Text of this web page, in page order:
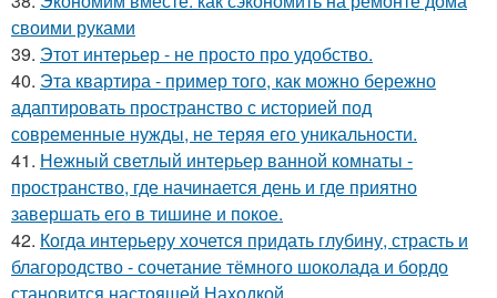
своими руками
39. Этот интерьер - не просто про удобство.
40. Эта квартира - пример того, как можно бережно
адаптировать пространство с историей под
современные нужды, не теряя его уникальности.
41. Нежный светлый интерьер ванной комнаты -
пространство, где начинается день и где приятно
завершать его в тишине и покое.
42. Когда интерьеру хочется придать глубину, страсть и
благородство - сочетание тёмного шоколада и бордо
становится настоящей Находкой.